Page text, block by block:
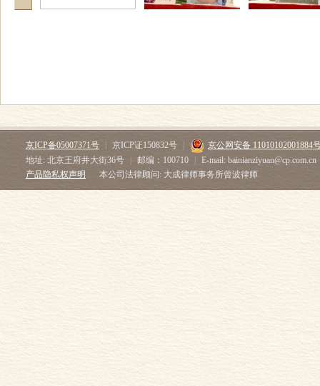
京ICP备05007371号 京ICP证150832号
京公网安备 11010102001884
地址: 北京王府井大街36号
邮编：100710
E-mail: bainianziyuan@cp.com.cn
产品隐私权声明
本公司法律顾问: 大成律师事务所曾波律师